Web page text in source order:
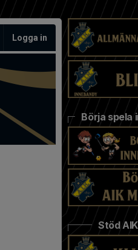
Logga in
Börja spela
Stöd